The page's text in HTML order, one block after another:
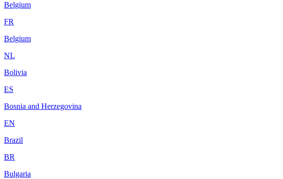
Belgium
FR
Belgium
NL
Bolivia
ES
Bosnia and Herzegovina
EN
Brazil
BR
Bulgaria